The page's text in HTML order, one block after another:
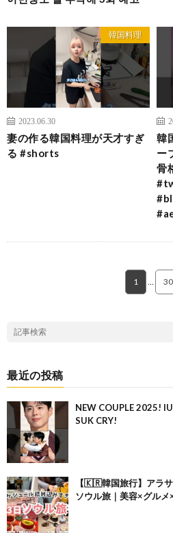
韓国料理
2023.06.30
妻の作る韓国料理が天才すぎ
る #shorts
韓
ー
骨
1 30
最近の投稿
NEW COUPLE 2025!
SUK CRY!
【🇰🇷韓国旅行】アラ
ソウル旅｜美容×グル